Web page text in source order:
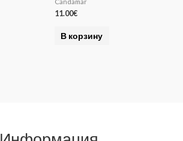
11.00€
В корзину